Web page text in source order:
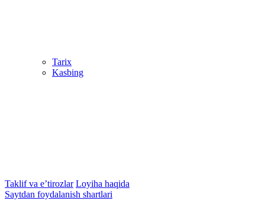
Tarix
Kasbing
Taklif va e’tirozlar Loyiha haqida
Saytdan foydalanish shartlari